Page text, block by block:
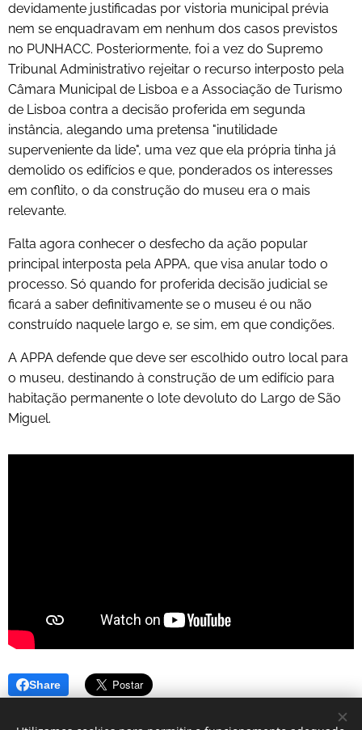
devidamente justificadas por vistoria municipal prévia
nem se enquadravam em nenhum dos casos previstos
no PUNHACC. Posteriormente, foi a vez do Supremo
Tribunal Administrativo rejeitar o recurso interposto pela
Câmara Municipal de Lisboa e a Associação de Turismo
de Lisboa contra a decisão proferida em segunda
instância, alegando uma pretensa "inutilidade
superveniente da lide", uma vez que ela própria tinha já
demolido os edifícios e que, ponderados os interesses
em conflito, o da construção do museu era o mais
relevante.
Falta agora conhecer o desfecho da ação popular
principal interposta pela APPA, que visa anular todo o
processo. Só quando for proferida decisão judicial se
ficará a saber definitivamente se o museu é ou não
construído naquele largo e, se sim, em que condições.
A APPA defende que deve ser escolhido outro local para
o museu, destinando à construção de um edifício para
habitação permanente o lote devoluto do Largo de São
Miguel.
Share